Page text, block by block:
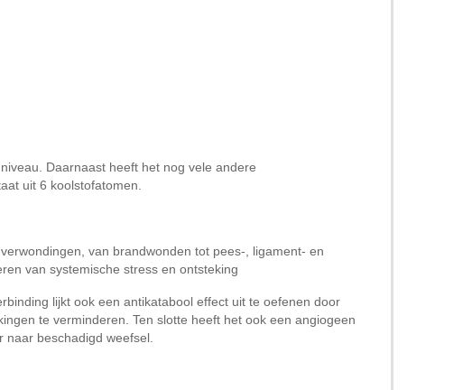
Daarnaast heeft het nog vele andere
uit 6 koolstofatomen.
van brandwonden tot pees-, ligament- en
van systemische stress en ontsteking
lijkt ook een antikatabool effect uit te oefenen door
te verminderen. Ten slotte heeft het ook een angiogeen
naar beschadigd weefsel.